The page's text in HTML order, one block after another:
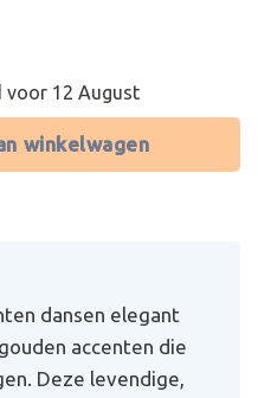
voor 12 August
winkelwagen
dansen elegant
accenten die
Deze levendige,